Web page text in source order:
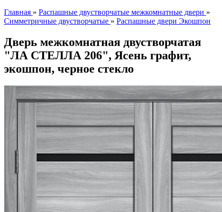
Главная » Распашные двустворчатые межкомнатные двери »
Симметричные двустворчатые » Распашные двери Экошпон
Дверь межкомнатная двустворчатая
"ЛА СТЕЛЛА 206", Ясень графит,
экошпон, черное стекло